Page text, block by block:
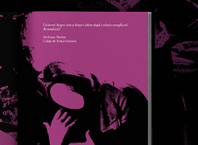
ILLUSTRATION